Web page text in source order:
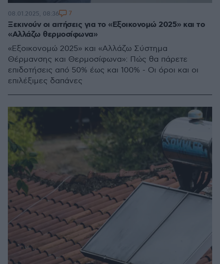
Ξεκινούν οι αιτήσεις για το «Εξοικονομώ 2025» και το
«Αλλάζω θερμοσίφωνα»
«Εξοικονομώ 2025» και «Αλλάζω Σύστημα
Θέρμανσης και Θερμοσίφωνα»: Πώς θα πάρετε
επιδοτήσεις από 50% έως και 100% - Οι όροι και οι
επιλέξιμες δαπάνες
08.01.2025, 08:36 7